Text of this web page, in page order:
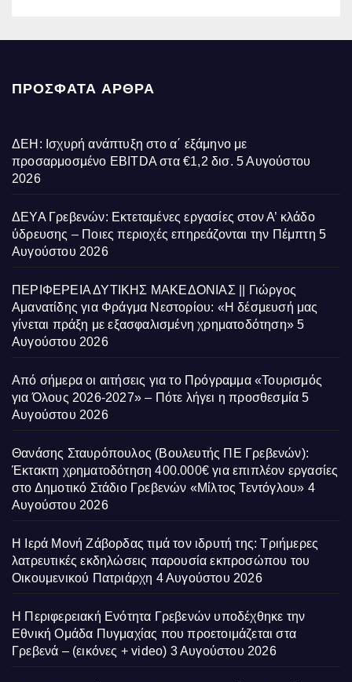
ΠΡΌΣΦΑΤΑ ΆΡΘΡΑ
ΔΕΗ: Ισχυρή ανάπτυξη στο α΄ εξάμηνο με
προσαρμοσμένο EBITDA στα €1,2 δισ. 5 Αυγούστου
2026
ΔΕΥΑ Γρεβενών: Εκτεταμένες εργασίες στον Α’ κλάδο
ύδρευσης – Ποιες περιοχές επηρεάζονται την Πέμπτη 5
Αυγούστου 2026
ΠΕΡΙΦΕΡΕΙΑ ΔΥΤΙΚΗΣ ΜΑΚΕΔΟΝΙΑΣ || Γιώργος
Αμανατίδης για Φράγμα Νεστορίου: «Η δέσμευσή μας
γίνεται πράξη με εξασφαλισμένη χρηματοδότηση» 5
Αυγούστου 2026
Από σήμερα οι αιτήσεις για το Πρόγραμμα «Τουρισμός
για Όλους 2026-2027» – Πότε λήγει η προσθεσμία 5
Αυγούστου 2026
Θανάσης Σταυρόπουλος (Βουλευτής ΠΕ Γρεβενών):
Έκτακτη χρηματοδότηση 400.000€ για επιπλέον εργασίες
στο Δημοτικό Στάδιο Γρεβενών «Μίλτος Τεντόγλου» 4
Αυγούστου 2026
Η Ιερά Μονή Ζάβορδας τιμά τον ιδρυτή της: Τριήμερες
λατρευτικές εκδηλώσεις παρουσία εκπροσώπου του
Οικουμενικού Πατριάρχη 4 Αυγούστου 2026
Η Περιφερειακή Ενότητα Γρεβενών υποδέχθηκε την
Εθνική Ομάδα Πυγμαχίας που προετοιμάζεται στα
Γρεβενά – (εικόνες + video) 3 Αυγούστου 2026